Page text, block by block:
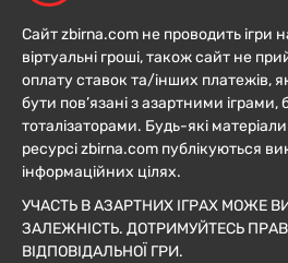
Сайт zbirna.com не проводить ігри
віртуальні гроші, також сайт не
оплату ставок та/інших платежів,
бути пов’язані з азартними
тоталізаторами. Будь-які
ресурсі zbirna.com публікуються
інформаційних цілях.
УЧАСТЬ В АЗАРТНИХ ІГРАХ МОЖЕ
ЗАЛЕЖНІСТЬ. ДОТРИМУЙТЕСЬ
ВІДПОВІДАЛЬНОЇ ГРИ.